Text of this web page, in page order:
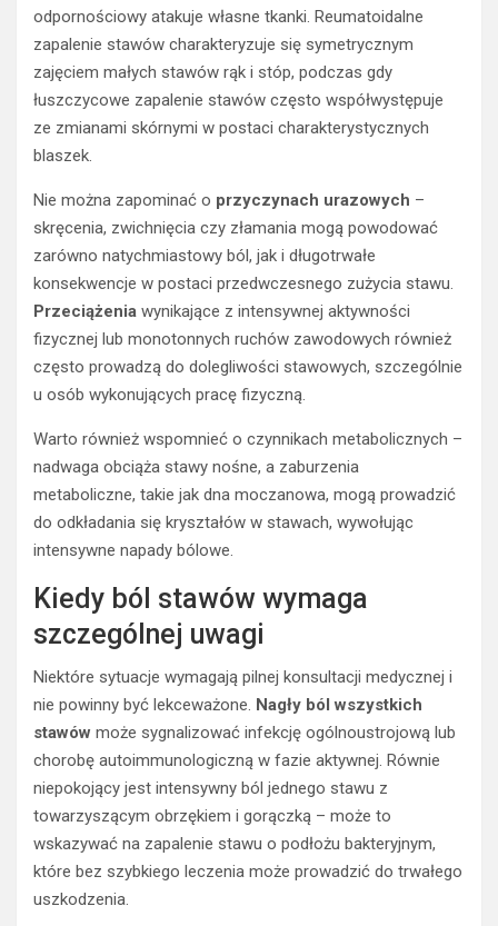
odpornościowy atakuje własne tkanki. Reumatoidalne
zapalenie stawów charakteryzuje się symetrycznym
zajęciem małych stawów rąk i stóp, podczas gdy
łuszczycowe zapalenie stawów często współwystępuje
ze zmianami skórnymi w postaci charakterystycznych
blaszek.
Nie można zapominać o przyczynach urazowych –
skręcenia, zwichnięcia czy złamania mogą powodować
zarówno natychmiastowy ból, jak i długotrwałe
konsekwencje w postaci przedwczesnego zużycia stawu.
Przeciążenia wynikające z intensywnej aktywności
fizycznej lub monotonnych ruchów zawodowych również
często prowadzą do dolegliwości stawowych, szczególnie
u osób wykonujących pracę fizyczną.
Warto również wspomnieć o czynnikach metabolicznych –
nadwaga obciąża stawy nośne, a zaburzenia
metaboliczne, takie jak dna moczanowa, mogą prowadzić
do odkładania się kryształów w stawach, wywołując
intensywne napady bólowe.
Kiedy ból stawów wymaga
szczególnej uwagi
Niektóre sytuacje wymagają pilnej konsultacji medycznej i
nie powinny być lekceważone. Nagły ból wszystkich
stawów może sygnalizować infekcję ogólnoustrojową lub
chorobę autoimmunologiczną w fazie aktywnej. Równie
niepokojący jest intensywny ból jednego stawu z
towarzyszącym obrzękiem i gorączką – może to
wskazywać na zapalenie stawu o podłożu bakteryjnym,
które bez szybkiego leczenia może prowadzić do trwałego
uszkodzenia.